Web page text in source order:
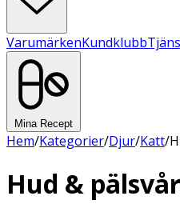
VarumärkenKundklubb
Mina Recept
Hem/Kategorier/Djur/Katt/
Hud &